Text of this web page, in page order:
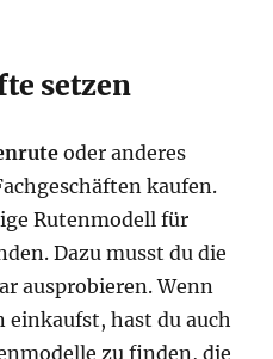
setzen
oder anderes
kaufen.
Rutenmodell für
Dazu musst du die
ausprobieren. Wenn
einkaufst, hast du auch
zu finden, die